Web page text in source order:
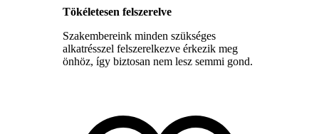
Tökéletesen felszerelve
Szakembereink minden szükséges
alkatrésszel felszerelkezve érkezik meg
önhöz, így biztosan nem lesz semmi gond.